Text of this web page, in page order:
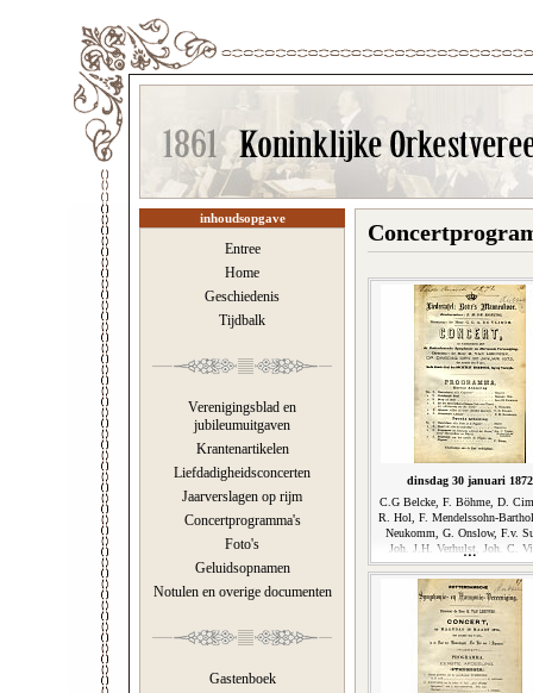
inhoudsopgave
Entree
Home
Geschiedenis
Tijdbalk
Verenigingsblad en
jubileumuitgaven
Krantenartikelen
Liefdadigheidsconcerten
Jaarverslagen op rijm
Concertprogramma's
Foto's
Geluidsopnamen
Notulen en overige documenten
Gastenboek
dinsdag 30 januari 1872
C.G Belcke, F. Böhme, D.
R. Hol, F. Mendelssohn-
Neukomm, G. Onslow, F.v.
Joh. J.H. Verhulst, Joh. C.